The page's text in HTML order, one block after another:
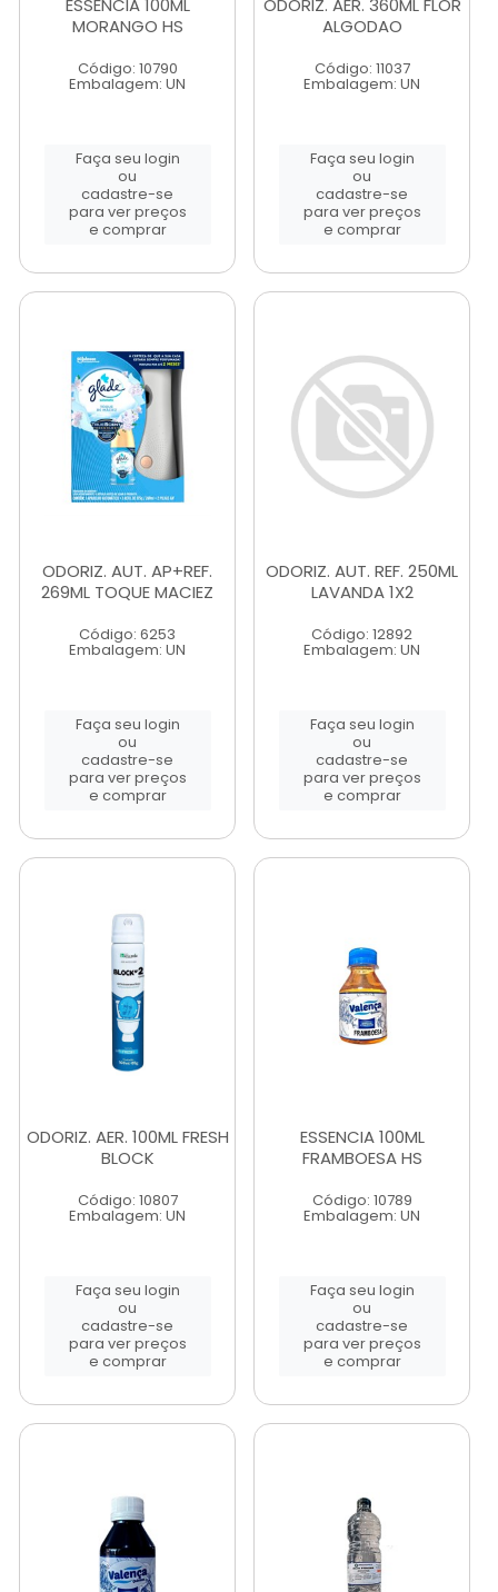
ESSENCIA 100ML
MORANGO HS
Código: 10790
Embalagem: UN
Faça seu login
ou
cadastre-se
para ver preços
e comprar
ODORIZ. AER. 360ML FLOR
ALGODAO
Código: 11037
Embalagem: UN
Faça seu login
ou
cadastre-se
para ver preços
e comprar
ODORIZ. AUT. AP+REF.
269ML TOQUE MACIEZ
Código: 6253
Embalagem: UN
Faça seu login
ou
cadastre-se
para ver preços
e comprar
ODORIZ. AUT. REF. 250ML
LAVANDA 1X2
Código: 12892
Embalagem: UN
Faça seu login
ou
cadastre-se
para ver preços
e comprar
ODORIZ. AER. 100ML FRESH
BLOCK
Código: 10807
Embalagem: UN
Faça seu login
ou
cadastre-se
para ver preços
e comprar
ESSENCIA 100ML
FRAMBOESA HS
Código: 10789
Embalagem: UN
Faça seu login
ou
cadastre-se
para ver preços
e comprar